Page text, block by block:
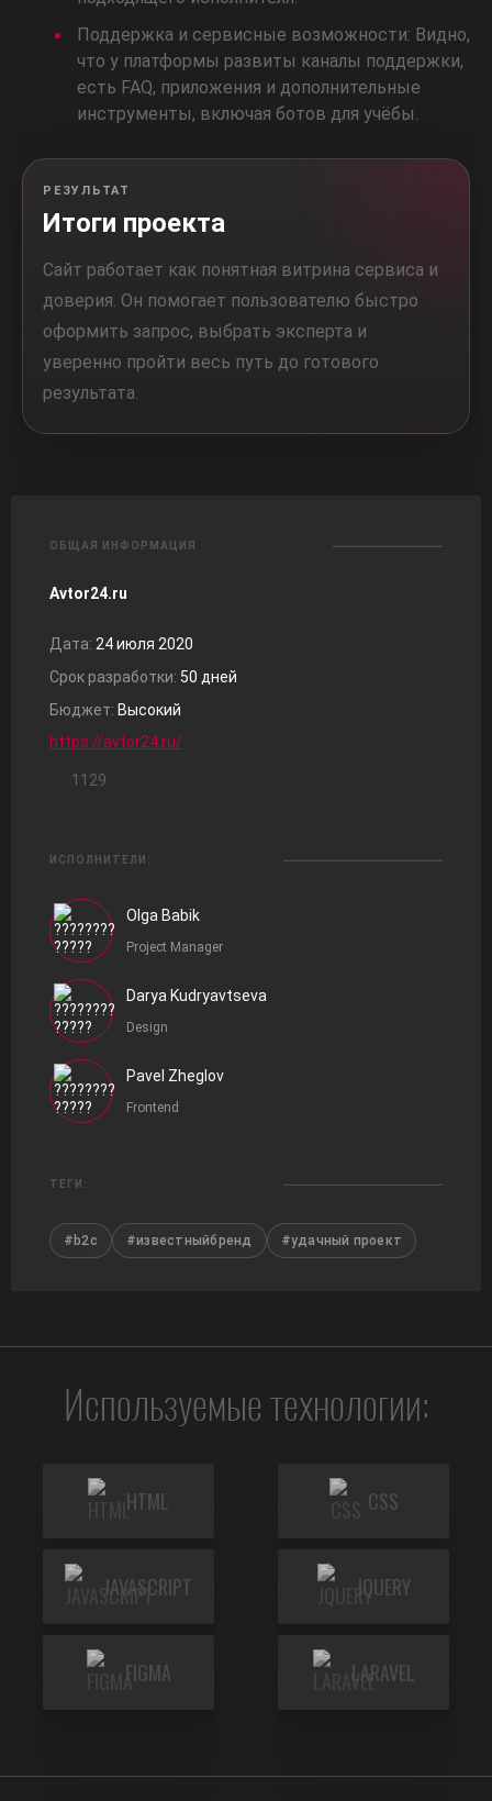
Поддержка и сервисные возможности: Видно,
что у платформы развиты каналы поддержки,
есть FAQ, приложения и дополнительные
инструменты, включая ботов для учёбы.
РЕЗУЛЬТАТ
Итоги проекта
Сайт работает как понятная витрина сервиса и
доверия. Он помогает пользователю быстро
оформить запрос, выбрать эксперта и
уверенно пройти весь путь до готового
результата.
ОБЩАЯ ИНФОРМАЦИЯ
Avtor24.ru
Дата: 24 июля 2020
Срок разработки: 50 дней
Бюджет: Высокий
https://avtor24.ru/
1129
ИСПОЛНИТЕЛИ:
Olga Babik
Project Manager
Darya Kudryavtseva
Design
Pavel Zheglov
Frontend
ТЕГИ:
#b2c #известныйбренд #удачный проект
Используемые технологии:
HTML CSS
JAVASCRIPT JQUERY
FIGMA LARAVEL